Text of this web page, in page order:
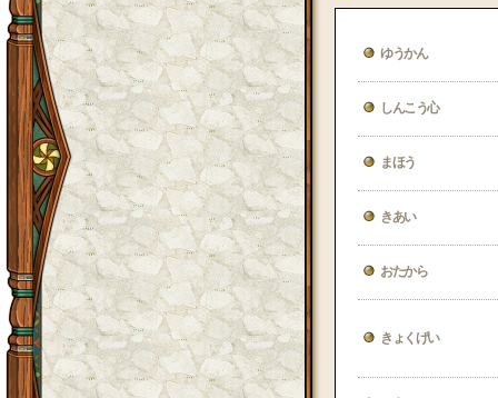
ゆうかん
しんこう心
まほう
きあい
おたから
きょくげい